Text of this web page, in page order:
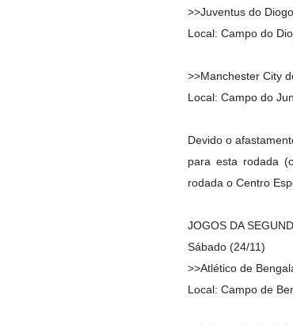
>>Juventus do
Local: Campo do
>>Manchester City
Local: Campo do
Devido o
para esta rodada
rodada o Centro
JOGOS DA
Sábado (24/11)
>>Atlético de
Local: Campo de